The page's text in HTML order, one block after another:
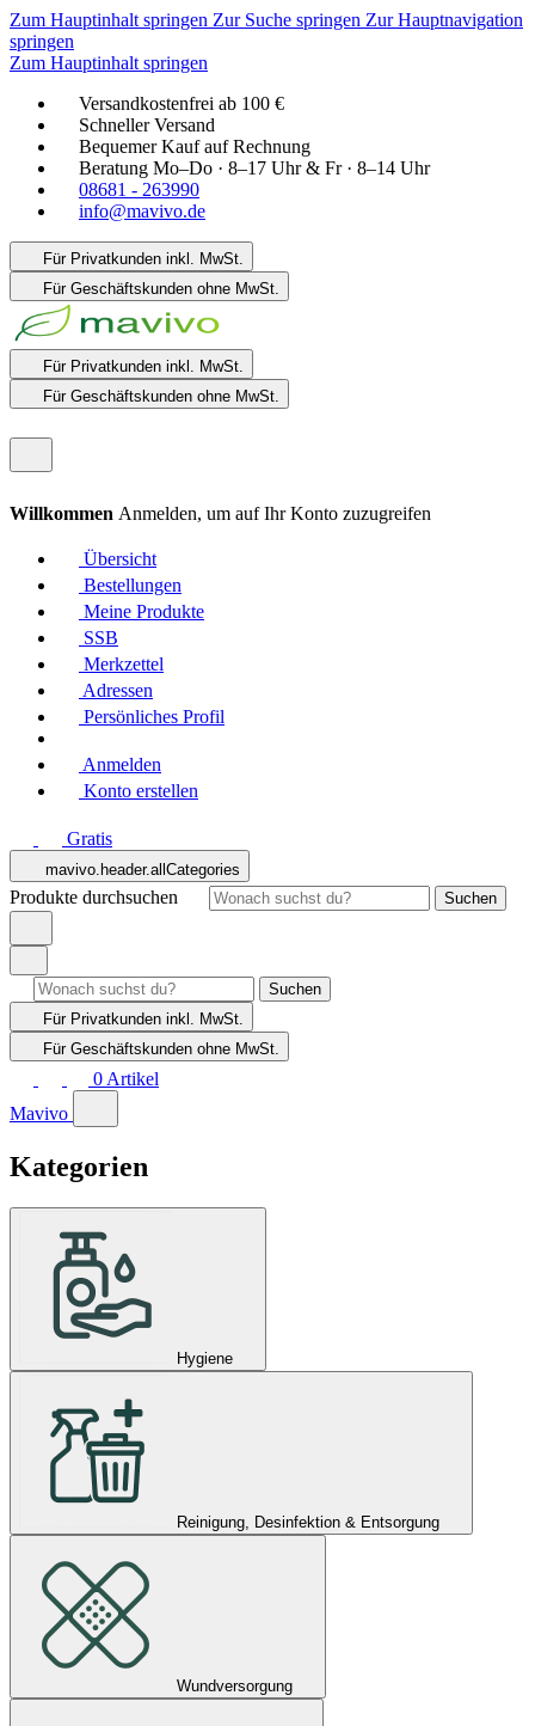
Zum Hauptinhalt springen Zur Suche springen Zur Hauptnavigation
springen
Zum Hauptinhalt springen
Versandkostenfrei ab 100 €
Schneller Versand
Bequemer Kauf auf Rechnung
Beratung Mo–Do · 8–17 Uhr & Fr · 8–14 Uhr
08681 - 263990
info@mavivo.de
Für Privatkunden inkl. MwSt.
Für Geschäftskunden ohne MwSt.
Für Privatkunden inkl. MwSt.
Für Geschäftskunden ohne MwSt.
Willkommen Anmelden, um auf Ihr Konto zuzugreifen
Übersicht
Bestellungen
Meine Produkte
SSB
Merkzettel
Adressen
Persönliches Profil
Anmelden
Konto erstellen
Gratis
mavivo.header.allCategories
Produkte durchsuchen Suchen
Suchen
Für Privatkunden inkl. MwSt.
Für Geschäftskunden ohne MwSt.
0 Artikel
Mavivo
Kategorien
Hygiene
Reinigung, Desinfektion & Entsorgung
Wundversorgung